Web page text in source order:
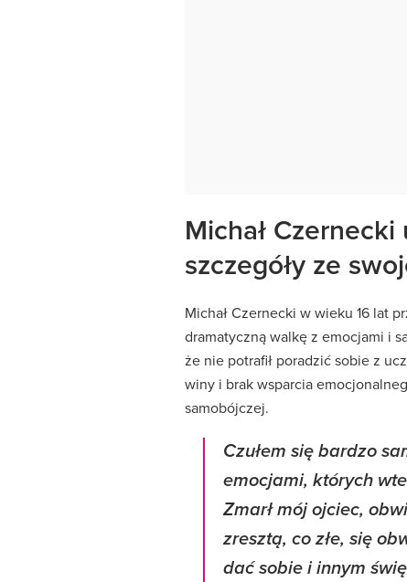
Michał
szczegóły ze
Michał Czernecki w wieku 16 lat
dramatyczną walkę z emocjami i
że nie potrafił poradzić sobie z
winy i brak wsparcia
samobójczej.
Czułem się bardzo
emocjami, których
Zmarł mój ojciec,
zresztą, co złe, się
dać sobie i innym